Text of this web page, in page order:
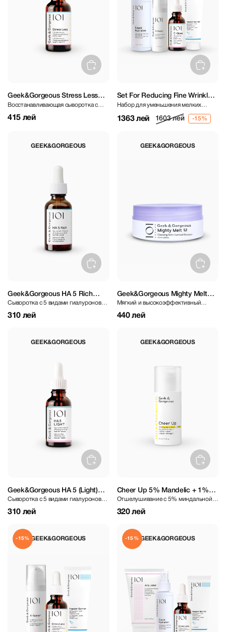
Geek&Gorgeous Stress Less
Serum 30 ml
Восстанавливающая сыворотка с
бета-глюканом и мадекассозидом
415 лей
Set For Reducing Fine Wrinkles
And Improving Skin Elasticity
Набор для уменьшения мелких
морщин и повышения упругости
кожи (+30) комбо с ретинолом
1363 лей 1603 лей
GEEK&GORGEOUS
Geek&Gorgeous HA 5 Rich
Hyaluronic Acid Serum 30 ml
Сыворотка с 5 видами гиалуроновой
кислоты
310 лей
GEEK&GORGEOUS
Geek&Gorgeous Mighty Melt
100 ml
Мягкий и высокоэффективный
бальзам
440 лей
GEEK&GORGEOUS
Geek&Gorgeous HA 5 (Light)
Hyaluronic Acid Serum 30 ml
Сыворотка с 5 видами гиалуроновой
кислоты
310 лей
GEEK&GORGEOUS
Cheer Up 5% Mandelic + 1%
BHA Liquid 30 ml
Отшелушивание с 5% миндальной
кислотой + 1% жидкостью BHA
320 лей
GEEK&GORGEOUS
-15% GEEK&GORGEOUS
-15%